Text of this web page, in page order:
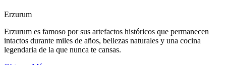
Erzurum
Erzurum es famoso por sus artefactos históricos que permanecen
intactos durante miles de años, bellezas naturales y una cocina
legendaria de la que nunca te cansas.